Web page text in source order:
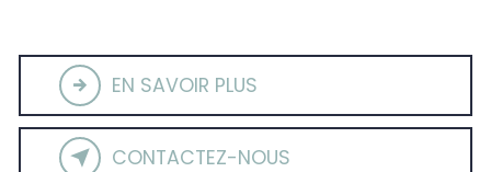
EN SAVOIR PLUS
CONTACTEZ-NOUS